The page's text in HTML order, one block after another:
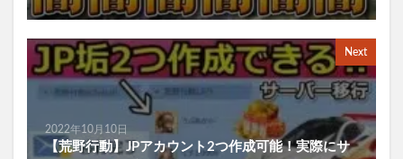
Next
2022年10月10日
【荒野行動】JPアカウント2つ作成可能！実際にサ